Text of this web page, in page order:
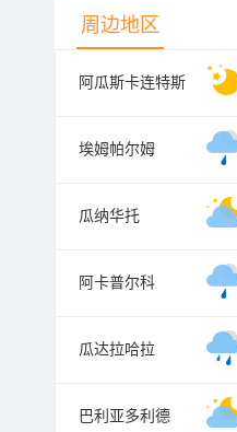
周边地区
阿瓜斯卡连特斯
埃姆帕尔姆
瓜纳华托
阿卡普尔科
瓜达拉哈拉
巴利亚多利德